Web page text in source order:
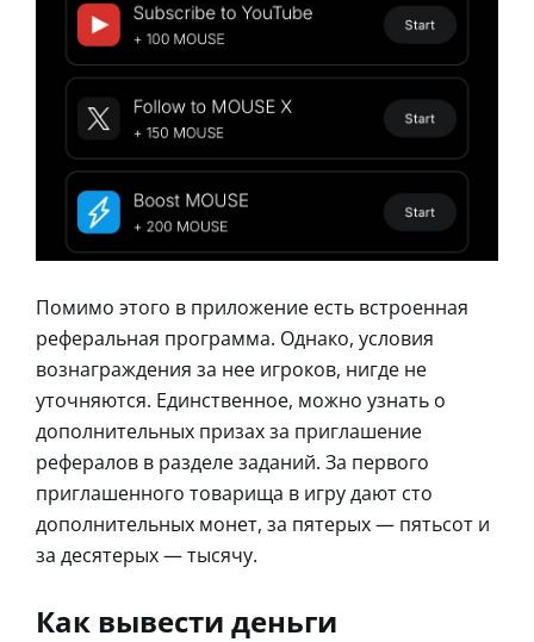
Помимо этого в приложение есть встроенная
реферальная программа. Однако, условия
вознаграждения за нее игроков, нигде не
уточняются. Единственное, можно узнать о
дополнительных призах за приглашение
рефералов в разделе заданий. За первого
приглашенного товарища в игру дают сто
дополнительных монет, за пятерых — пятьсот и
за десятерых — тысячу.
Как вывести деньги